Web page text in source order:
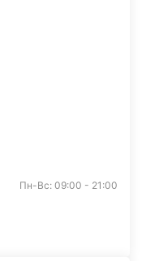
Пн-Вс: 09:00 - 21:00